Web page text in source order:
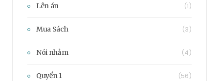
Lên án (1)
Mua Sách (3)
Nói nhảm (4)
Quyển 1 (56)